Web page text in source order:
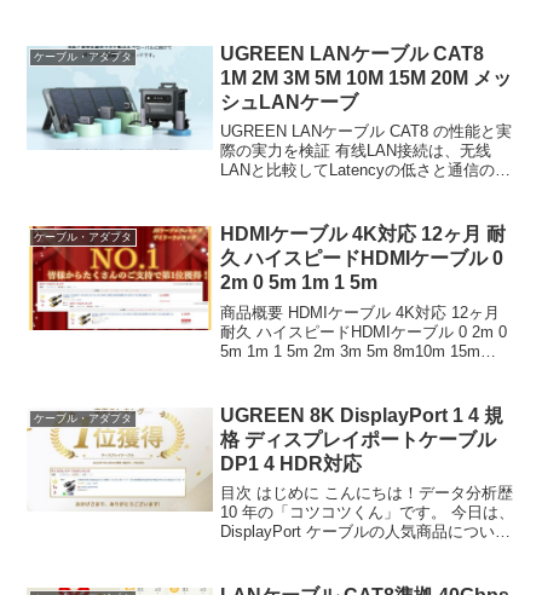
ケーブル・アダプタ
UGREEN LANケーブル CAT8
1M 2M 3M 5M 10M 15M 20M メッ
シュLANケーブ
UGREEN LANケーブル CAT8 の性能と実
際の実力を検証 有线LAN接続は、无线
LANと比較してLatencyの低さと通信の安
レイや大容量ファイルの転送、4K・...
ケーブル・アダプタ
HDMIケーブル 4K対応 12ヶ月 耐
久 ハイスピードHDMIケーブル 0
2m 0 5m 1m 1 5m
商品概要 HDMIケーブル 4K対応 12ヶ月
耐久 ハイスピードHDMIケーブル 0 2m 0
5m 1m 1 5m 2m 3m 5m 8m10m 15m
ケーブル・アダプタ
UGREEN 8K DisplayPort 1 4 規
格 ディスプレイポートケーブル
DP1 4 HDR対応
目次 はじめに こんにちは！データ分析歴
10 年の「コツコツくん」です。 今日は、
DisplayPort ケーブルの人気商品について
「失敗したくない」とい...